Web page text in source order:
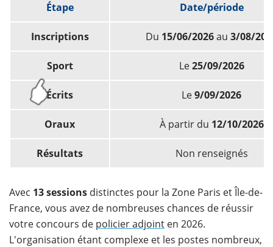
Étape Date/période
Inscriptions Du 15/06/2026au 3/08/
Sport Le25/09/2026
Écrits Le9/09/2026
Oraux À partir du 12/10/2026
Résultats Non renseignés
Avec 13 sessions distinctes pour la Zone Paris et Île-de-
France, vous avez de nombreuses chances de réussir
votre concours de policier adjoint en 2026.
L'organisation étant complexe et les postes nombreux,